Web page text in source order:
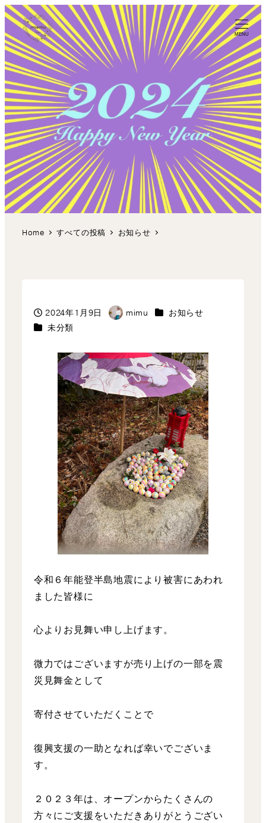
MENU
Home すべての投稿 お知らせ
投稿日
2024年1月9日
著
mimu カテゴリー
お知らせ
カテゴリー
未分類
令和６年能登半島地震により被害にあわれ
ました皆様に
心よりお見舞い申し上げます。
微力ではございますが売り上げの一部を震
災見舞金として
寄付させていただくことで
復興支援の一助となれば幸いでございま
す。
２０２３年は、オープンからたくさんの
方々にご支援をいただきありがとうござい